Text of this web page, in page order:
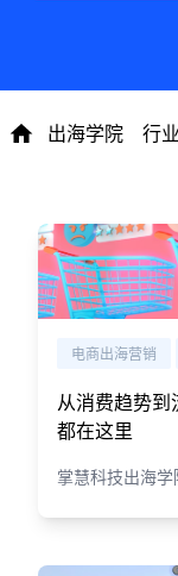
出海学院 行
电商出海营销
从消费趋势
都在这里
掌慧科技出海